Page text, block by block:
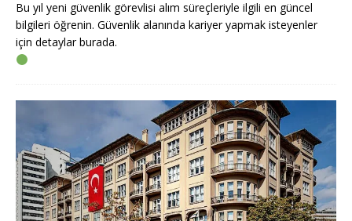
Bu yıl yeni güvenlik görevlisi alım süreçleriyle ilgili en güncel
bilgileri öğrenin. Güvenlik alanında kariyer yapmak isteyenler
için detaylar burada.